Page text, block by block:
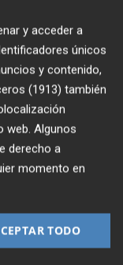
1 El CACV
y la
primer
2
(Castellón)
3
La
burlar la
4 El
y
y acceder a
únicos
y contenido,
(1913) también
web. Algunos
derecho a
momento en
TODO